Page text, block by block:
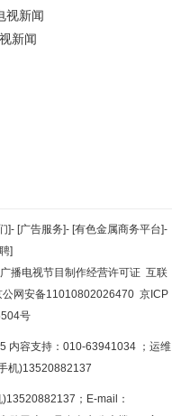
视新闻
新闻
]- [广告服务]- [有色金属商务平台]-
]
广播电视节目制作经营许可证 互联
公网安备11010802026470 京ICP
号
内容支持：010-63941034 ；运维
机)13520882137
；E-mail：